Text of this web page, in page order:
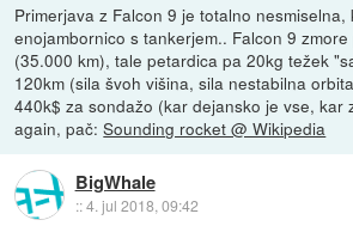
Primerjava z Falcon 9 je totalno nesmiselna,
enojambornico s tankerjem.. Falcon 9
(35.000 km), tale petardica pa 20kg težek
120km (sila švoh višina, sila nestabilna
440k$ za sondažo (kar dejansko je vse, kar
again, pač:Sounding rocket @ Wikipedia
BigWhale
::4. jul 2018, 09:42